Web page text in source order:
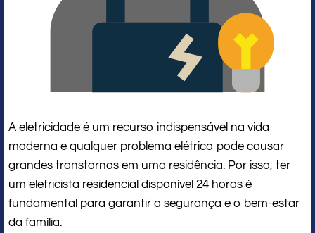
A eletricidade é um recurso indispensável na vida
moderna e qualquer problema elétrico pode causar
grandes transtornos em uma residência. Por isso, ter
um eletricista residencial disponível 24 horas é
fundamental para garantir a segurança e o bem-estar
da família.